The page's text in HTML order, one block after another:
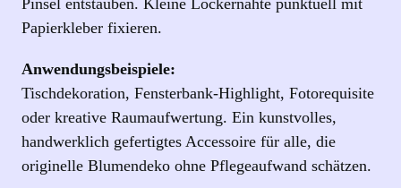
n
g
e
Pinsel entstauben. Kleine Lockernähte punktuell mit
Papierkleber fixieren.
Anwendungsbeispiele:
Tischdekoration, Fensterbank‑Highlight, Fotorequisite
oder kreative Raumaufwertung. Ein kunstvolles,
handwerklich gefertigtes Accessoire für alle, die
originelle Blumendeko ohne Pflegeaufwand schätzen.